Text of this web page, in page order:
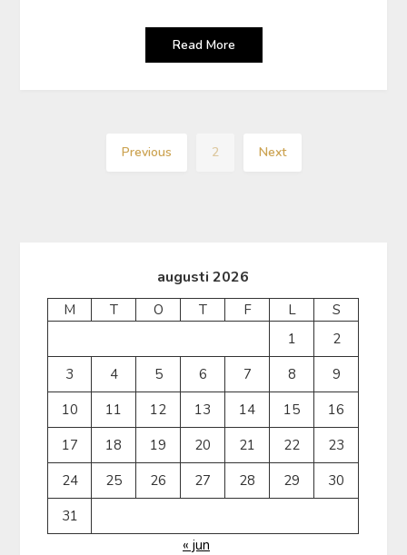
Read More
Previous 2 Next
augusti 2026
M T O T F L
S
1
2
3
4 5 6 7 8
9
10
11 12 13 14 15
16
17
18 19 20 21 22
23
24
25 26 27 28 29
30
31
« jun